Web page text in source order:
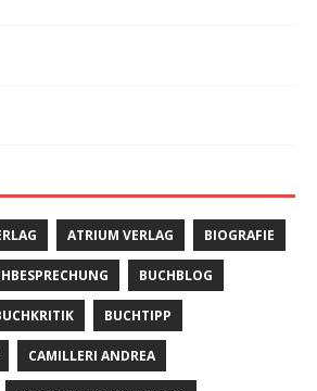
ATRIUM VERLAG BIOGRAFIE
BUCHBLOG
BUCHTIPP
CAMILLERI ANDREA